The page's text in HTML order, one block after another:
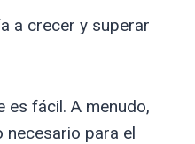
a crecer y superar
es fácil. A menudo,
para el